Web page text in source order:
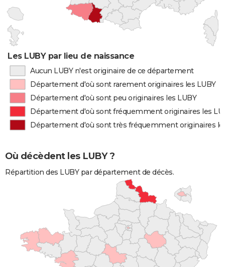
Les LUBY par lieu de naissance
Aucun LUBY n'est originaire de ce département
Département d'où sont rarement originaires les LUBY
Département d'où sont peu originaires les LUBY
Département d'où sont fréquemment originaires les
Département d'où sont très fréquemment originaires
Où décèdent les LUBY ?
Répartition des LUBY par département de décès.